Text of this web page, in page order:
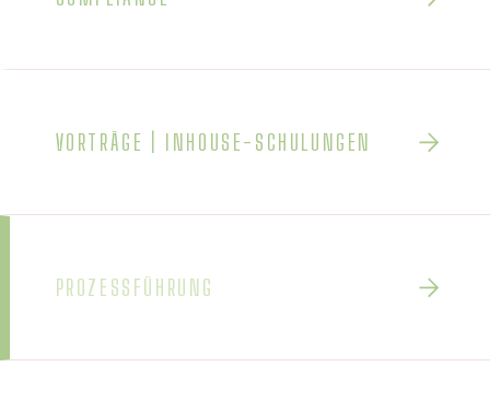
VORTRÄGE | INHOUSE-SCHULUNGEN
PROZESSFÜHRUNG